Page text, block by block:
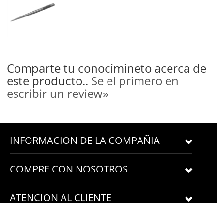
Comparte tu conocimineto acerca de
este producto.. Se el primero en
escribir un review»
INFORMACION DE LA COMPAÑIA
COMPRE CON NOSOTROS